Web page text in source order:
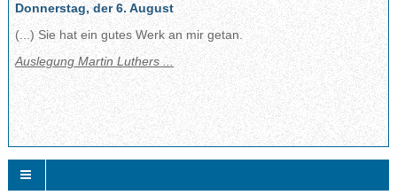
Donnerstag, der 6. August
(...) Sie hat ein gutes Werk an mir getan.
Auslegung Martin Luthers ...